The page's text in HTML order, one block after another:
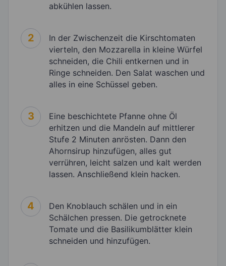
abkühlen lassen.
2
In der Zwischenzeit die Kirschtomaten
vierteln, den Mozzarella in kleine Würfel
schneiden, die Chili entkernen und in
Ringe schneiden. Den Salat waschen und
alles in eine Schüssel geben.
3
Eine beschichtete Pfanne ohne Öl
erhitzen und die Mandeln auf mittlerer
Stufe 2 Minuten anrösten. Dann den
Ahornsirup hinzufügen, alles gut
verrühren, leicht salzen und kalt werden
lassen. Anschließend klein hacken.
4
Den Knoblauch schälen und in ein
Schälchen pressen. Die getrocknete
Tomate und die Basilikumblätter klein
schneiden und hinzufügen.